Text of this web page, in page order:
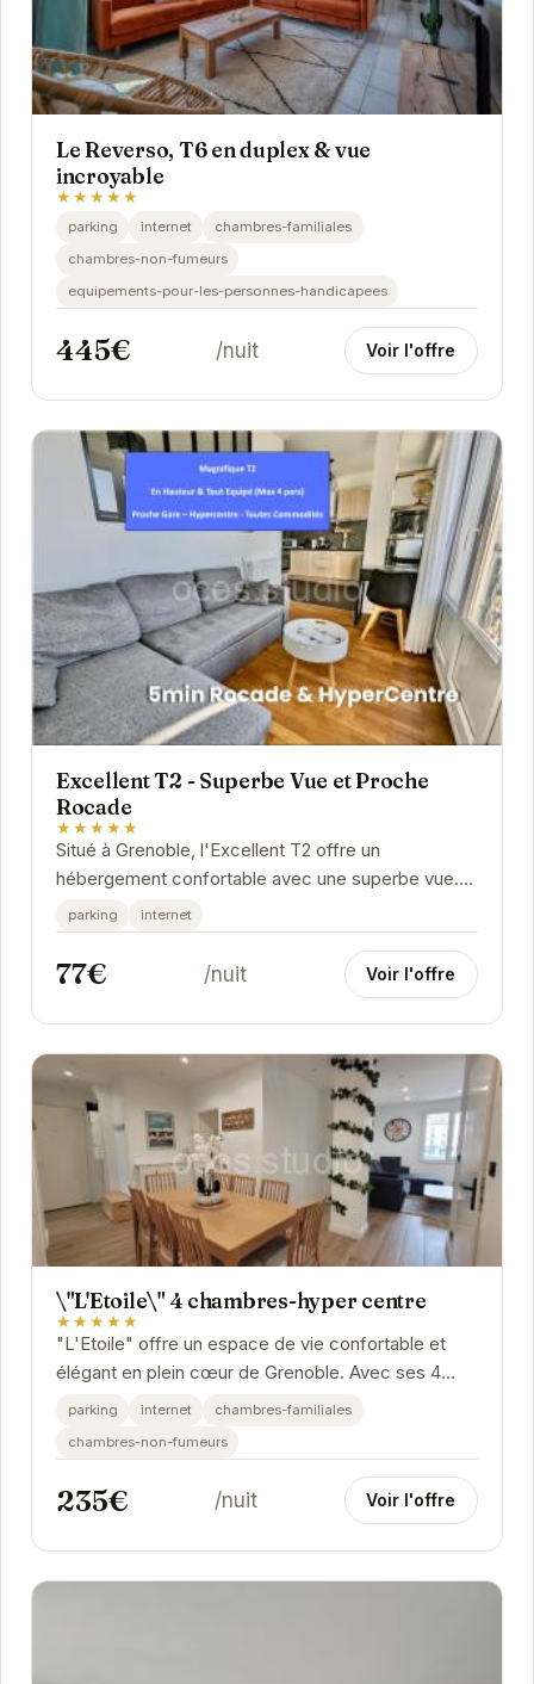
Le Reverso, T6 en duplex & vue
incroyable
★★★★★
parking internet
chambres-familiales
chambres-non-fumeurs
equipements-pour-les-personnes-handicapees
445€ /nuit Voir l'offre
Excellent T2 - Superbe Vue et Proche
Rocade
★★★★★
Situé à Grenoble, l'Excellent T2 offre un
hébergement confortable avec une superbe vue.
Proche de la rocade, il permet un accès facile
aux...
parking internet
77€ /nuit Voir l'offre
\"L'Etoile\" 4 chambres-hyper centre
★★★★★
"L'Etoile" offre un espace de vie confortable et
élégant en plein cœur de Grenoble. Avec ses 4
chambres, il est idéal pour les familles ou les...
parking internet
chambres-familiales
chambres-non-fumeurs
235€ /nuit Voir l'offre